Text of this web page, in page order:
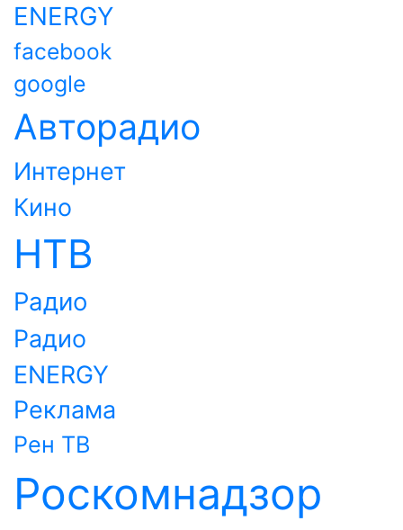
ENERGY
facebook
google
Авторадио
Интернет
Кино
НТВ
Радио
Радио
ENERGY
Реклама
Рен ТВ
Роскомнадзор